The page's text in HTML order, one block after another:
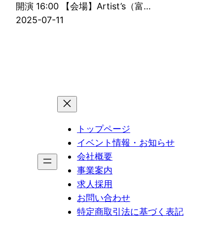
開演 16:00 【会場】Artist’s（富…
2025-07-11
トップページ
イベント情報・お知らせ
会社概要
事業案内
求人採用
お問い合わせ
特定商取引法に基づく表記